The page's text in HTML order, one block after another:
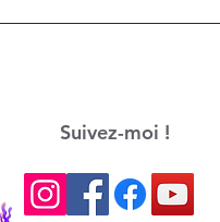
Suivez-moi !